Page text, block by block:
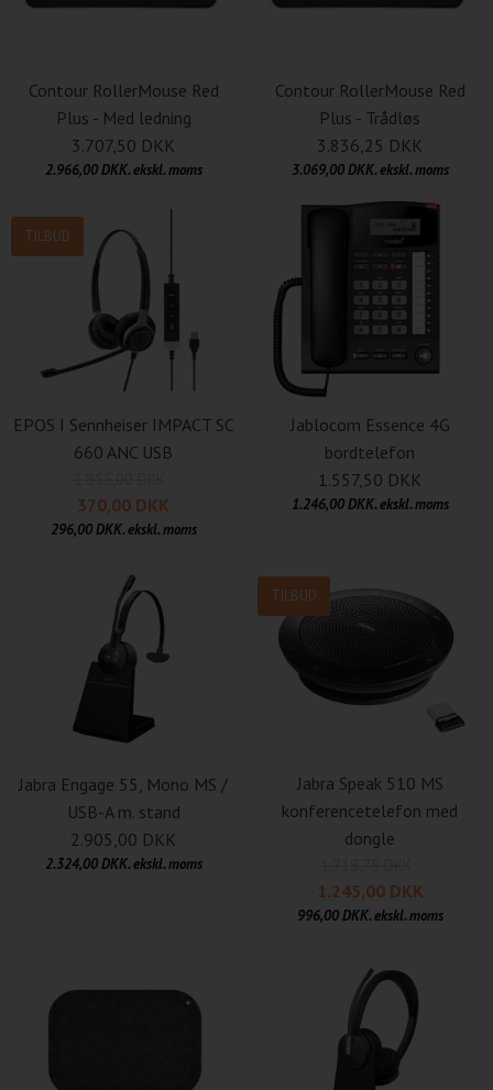
Contour RollerMouse Red
Plus - Med ledning
3.707,50 DKK
2.966,00 DKK. ekskl. moms
Contour RollerMouse Red
Plus - Trådløs
3.836,25 DKK
3.069,00 DKK. ekskl. moms
TILBUD
EPOS I Sennheiser IMPACT SC
660 ANC USB
370,00 DKK
296,00 DKK. ekskl. moms
Jablocom Essence 4G
bordtelefon
1.557,50 DKK
1.246,00 DKK. ekskl. moms
Jabra Engage 55, Mono MS /
USB-A m. stand
2.905,00 DKK
2.324,00 DKK. ekskl. moms
TILBUD
Jabra Speak 510 MS
konferencetelefon med
dongle
1.245,00 DKK
996,00 DKK. ekskl. moms